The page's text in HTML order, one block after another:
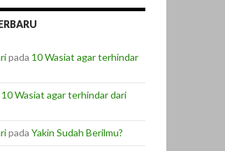
pada 10 Wasiat agar terhindar
10 Wasiat agar terhindar dari
pada Yakin Sudah Berilmu?